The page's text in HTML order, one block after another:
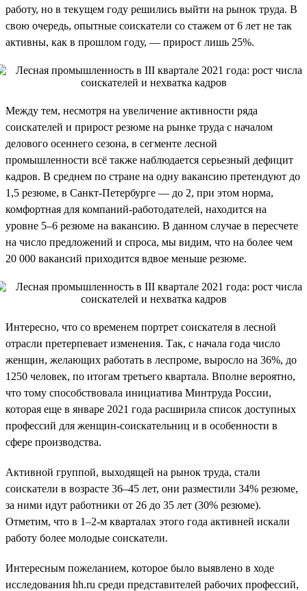
работу, но в текущем году решились выйти на рынок труда. В
свою очередь, опытные соискатели со стажем от 6 лет не так
активны, как в прошлом году, — прирост лишь 25%.
Между тем, несмотря на увеличение активности ряда
соискателей и прирост резюме на рынке труда с началом
делового осеннего сезона, в сегменте лесной
промышленности всё также наблюдается серьезный дефицит
кадров. В среднем по стране на одну вакансию претендуют до
1,5 резюме, в Санкт-Петербурге — до 2, при этом норма,
комфортная для компаний-работодателей, находится на
уровне 5–6 резюме на вакансию. В данном случае в пересчете
на число предложений и спроса, мы видим, что на более чем
20 000 вакансий приходится вдвое меньше резюме.
Интересно, что со временем портрет соискателя в лесной
отрасли претерпевает изменения. Так, с начала года число
женщин, желающих работать в леспроме, выросло на 36%, до
1250 человек, по итогам третьего квартала. Вполне вероятно,
что тому способствовала инициатива Минтруда России,
которая еще в январе 2021 года расширила список доступных
профессий для женщин-соискательниц и в особенности в
сфере производства.
Активной группой, выходящей на рынок труда, стали
соискатели в возрасте 36–45 лет, они разместили 34% резюме,
за ними идут работники от 26 до 35 лет (30% резюме).
Отметим, что в 1–2-м кварталах этого года активней искали
работу более молодые соискатели.
Интересным пожеланием, которое было выявлено в ходе
исследования hh.ru среди представителей рабочих профессий,